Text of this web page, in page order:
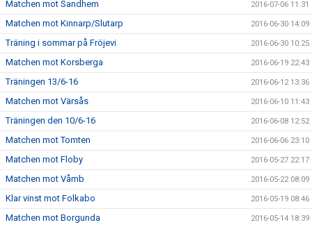
Matchen mot Sandhem 2016-07-06 11:31
Matchen mot Kinnarp/Slutarp 2016-06-30 14:09
Träning i sommar på Fröjevi 2016-06-30 10:25
Matchen mot Korsberga 2016-06-19 22:43
Träningen 13/6-16 2016-06-12 13:36
Matchen mot Värsås 2016-06-10 11:43
Träningen den 10/6-16 2016-06-08 12:52
Matchen mot Tomten 2016-06-06 23:10
Matchen mot Floby 2016-05-27 22:17
Matchen mot Våmb 2016-05-22 08:09
Klar vinst mot Folkabo 2016-05-19 08:46
Matchen mot Borgunda 2016-05-14 18:39